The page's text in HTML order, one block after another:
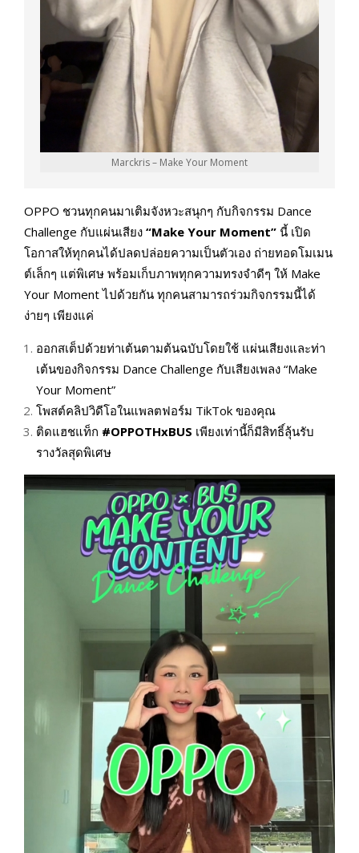
Marckris – Make Your Moment
OPPO ชวนทุกคนมาเติมจังหวะสนุกๆ กับกิจกรรม Dance
Challenge กับแผ่นเสียง “Make Your Moment” นี้ เปิด
โอกาสให้ทุกคนได้ปลดปล่อยความเป็นตัวเอง ถ่ายทอดโมเมน
ต์เล็กๆ แต่พิเศษ พร้อมเก็บภาพทุกความทรงจำดีๆ ให้ Make
Your Moment ไปด้วยกัน ทุกคนสามารถร่วมกิจกรรมนี้ได้
ง่ายๆ เพียงแค่
ออกสเต็ปด้วยท่าเต้นตามต้นฉบับโดยใช้ แผ่นเสียงและท่า
เต้นของกิจกรรม Dance Challenge กับเสียงเพลง “Make
Your Moment”
โพสต์คลิปวิดีโอในแพลตฟอร์ม TikTok ของคุณ
ติดแฮชแท็ก #OPPOTHxBUS เพียงเท่านี้ก็มีสิทธิ์ลุ้นรับ
รางวัลสุดพิเศษ